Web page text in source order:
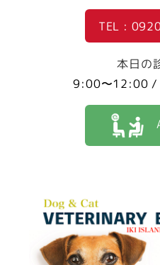
TEL :
本日の
9:00〜12:00